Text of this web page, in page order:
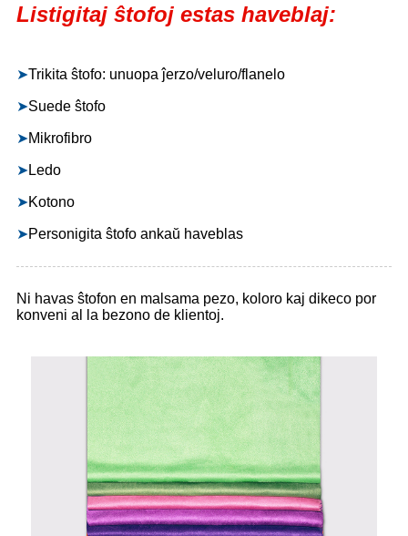
Listigitaj ŝtofoj estas haveblaj:
➤Trikita ŝtofo: unuopa ĵerzo/veluro/flanelo
➤Suede ŝtofo
➤Mikrofibro
➤Ledo
➤Kotono
➤Personigita ŝtofo ankaŭ haveblas
Ni havas ŝtofon en malsama pezo, koloro kaj dikeco por
konveni al la bezono de klientoj.